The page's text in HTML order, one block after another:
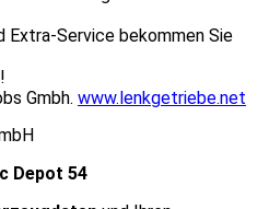
Extra-Service bekommen Sie
Gmbh. www.lenkgetriebe.net
Depot 54